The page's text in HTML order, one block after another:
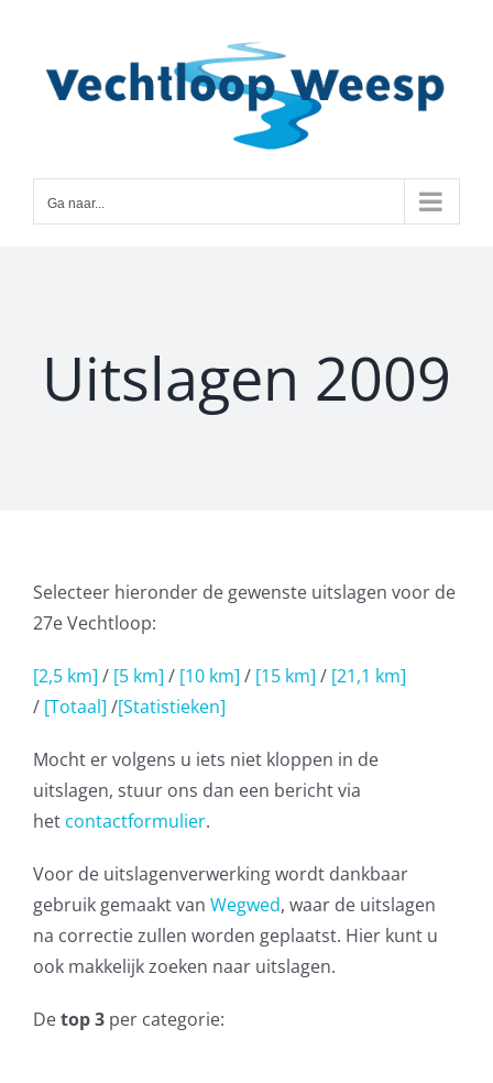
inhoud
Ga naar...
Uitslagen 2009
Selecteer hieronder de gewenste uitslagen voor de
27e Vechtloop:
[2,5 km] / [5 km] / [10 km] / [15 km] / [21,1 km]
/ [Totaal] /[Statistieken]
Mocht er volgens u iets niet kloppen in de
uitslagen, stuur ons dan een bericht via
het contactformulier.
Voor de uitslagenverwerking wordt dankbaar
gebruik gemaakt van Wegwed, waar de uitslagen
na correctie zullen worden geplaatst. Hier kunt u
ook makkelijk zoeken naar uitslagen.
Detop 3 per categorie: